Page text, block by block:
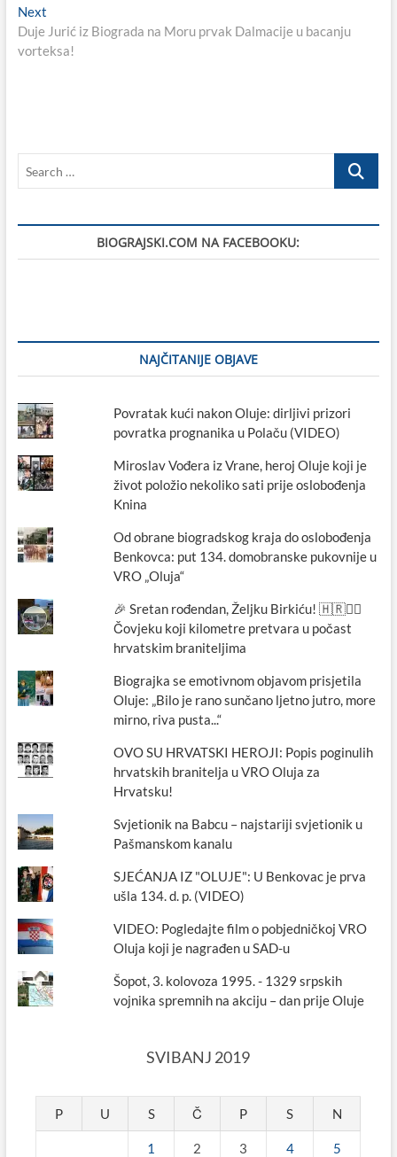
NextNext
post:
Duje Jurić iz Biograda na Moru prvak Dalmacije u bacanju
vorteksa!
Search
BIOGRAJSKI.COM NA FACEBOOKU:
NAJČITANIJE OBJAVE
Povratak kući nakon Oluje: dirljivi prizori
povratka prognanika u Polaču (VIDEO)
Miroslav Vođera iz Vrane, heroj Oluje koji je
život položio nekoliko sati prije oslobođenja
Knina
Od obrane biogradskog kraja do oslobođenja
Benkovca: put 134. domobranske pukovnije u
VRO „Oluja“
🎉 Sretan rođendan, Željku Birkiću! 🇭🇷🏃‍♂️
Čovjeku koji kilometre pretvara u počast
hrvatskim braniteljima
Biograjka se emotivnom objavom prisjetila
Oluje: „Bilo je rano sunčano ljetno jutro, more
mirno, riva pusta...“
OVO SU HRVATSKI HEROJI: Popis poginulih
hrvatskih branitelja u VRO Oluja za
Hrvatsku!
Svjetionik na Babcu – najstariji svjetionik u
Pašmanskom kanalu
SJEĆANJA IZ "OLUJE": U Benkovac je prva
ušla 134. d. p. (VIDEO)
VIDEO: Pogledajte film o pobjedničkoj VRO
Oluja koji je nagrađen u SAD-u
Šopot, 3. kolovoza 1995. - 1329 srpskih
vojnika spremnih na akciju – dan prije Oluje
SVIBANJ 2019
P U S Č P S N
1 2 3 4 5